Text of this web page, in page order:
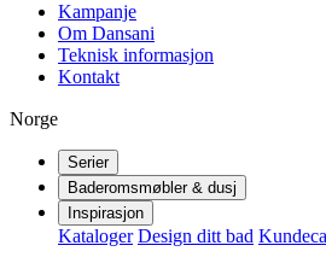
Kampanje
Om Dansani
Teknisk informasjon
Kontakt
Norge
Serier
Baderomsmøbler & dusj
Inspirasjon
Kataloger Design ditt bad